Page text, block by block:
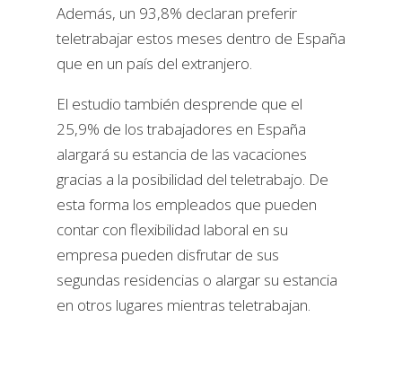
Además, un 93,8% declaran preferir
teletrabajar estos meses dentro de España
que en un país del extranjero.
El estudio también desprende que el
25,9% de los trabajadores en España
alargará su estancia de las vacaciones
gracias a la posibilidad del teletrabajo. De
esta forma los empleados que pueden
contar con flexibilidad laboral en su
empresa pueden disfrutar de sus
segundas residencias o alargar su estancia
en otros lugares mientras teletrabajan.